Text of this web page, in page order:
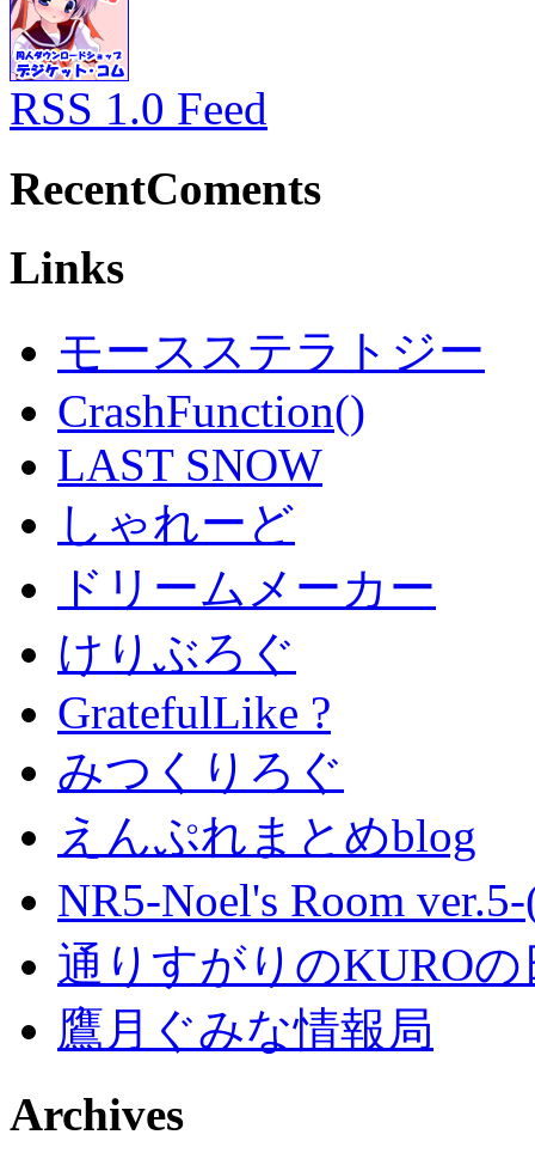
RSS 1.0 Feed
RecentComents
Links
モースステラトジー
CrashFunction()
LAST SNOW
しゃれーど
ドリームメーカー
けりぶろぐ
GratefulLike ?
みつくりろぐ
えんぷれまとめblog
NR5-Noel's Room
通りすがりのKURO
鷹月ぐみな情報局
Archives